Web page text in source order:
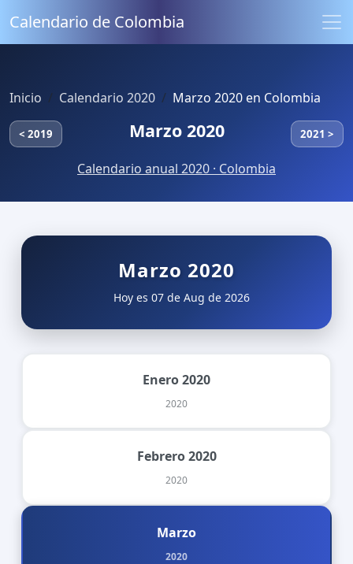
Calendario de Colombia
Inicio Calendario 2020 Marzo 2020 en Colombia
< 2019 Marzo 2020 2021 >
Calendario anual 2020 · Colombia
Marzo 2020
Hoy es 07 de Aug de 2026
Enero 2020
2020
Febrero 2020
2020
Marzo
2020